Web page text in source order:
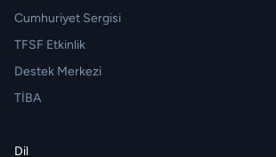
Cumhuriyet Sergisi
TFSF Etkinlik
Destek Merkezi
TİBA
Dil